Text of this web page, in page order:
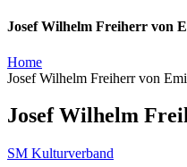
Josef Wilhelm Freiherr von
Home
Josef Wilhelm Freiherr von
Josef Wilhelm
SM Kulturverband